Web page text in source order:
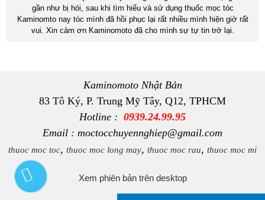
gần như bị hói, sau khi tìm hiểu và sử dụng thuốc mọc tóc
Kaminomto nay tóc mình đã hồi phục lại rất nhiều mình hiện giờ rất
vui. Xin cảm ơn Kaminomoto đã cho mình sự tự tin trở lại.
Kaminomoto Nhật Bản
83 Tô Ký, P. Trung Mỹ Tây, Q12, TPHCM
Hotline : 0939.24.99.95
Email : moctocchuyennghiep@gmail.com
thuoc moc toc, thuoc moc long may, thuoc moc rau, thuoc moc mi
Xem phiên bản trên desktop